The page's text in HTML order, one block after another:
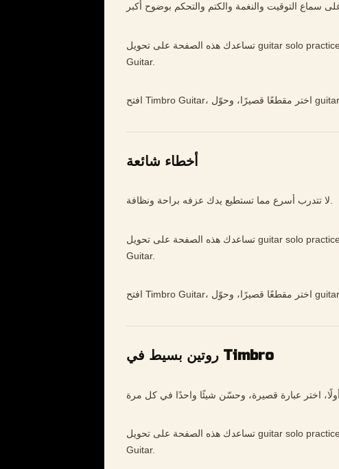
تساعدك هذه الصفحة على تحويل guitar solo practice إلى تدريب أوضح وأبطأ وأكثر موسيقية داخل Timbro
Guitar.
أخطاء شائعة
لا تتدرب أسرع مما تستطيع يدك عزفه براحة ونظافة.
تساعدك هذه الصفحة على تحويل guitar solo practice إلى تدريب أوضح وأبطأ وأكثر موسيقية داخل Timbro
Guitar.
روتين بسيط في Timbro
تساعدك هذه الصفحة على تحويل guitar solo practice إلى تدريب أوضح وأبطأ وأكثر موسيقية داخل Timbro
Guitar.